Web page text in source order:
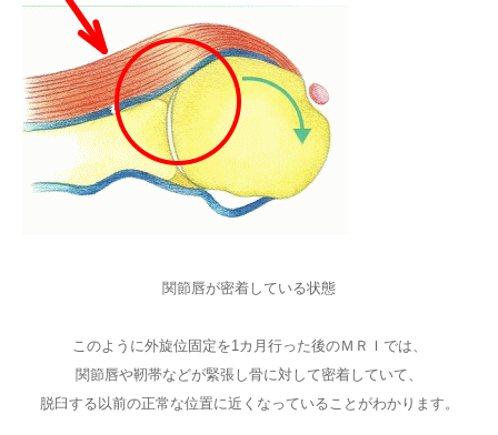
関節唇が密着している状態
このように外旋位固定を1カ月行った後のＭＲＩでは、
関節唇や靭帯などが緊張し骨に対して密着していて、
脱臼する以前の正常な位置に近くなっていることがわかります。